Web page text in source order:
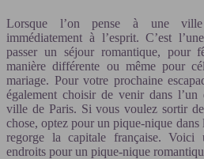
Lorsque l’on pense à une
immédiatement à l’esprit. C’est
passer un séjour romantique, pour
manière différente ou même pour
mariage. Pour votre prochaine
également choisir de venir dans
ville de Paris. Si vous voulez sortir
chose, optez pour un pique-nique
regorge la capitale française. Voici
endroits pour un pique-nique